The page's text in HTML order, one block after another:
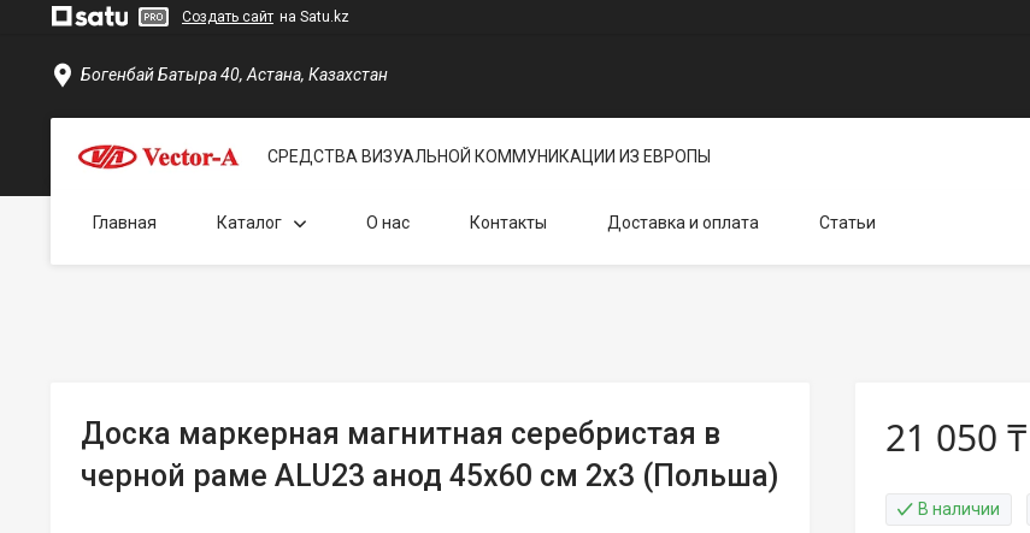
Создать сайт на Satu.kz
Богенбай Батыра 40, Астана, Казахстан
СРЕДСТВА ВИЗУАЛЬНОЙ КОММУНИКАЦИИ ИЗ ЕВРОПЫ
Главная Каталог О нас Контакты Доставка и оплата Статьи
Доска маркерная магнитная серебристая в
черной раме ALU23 анод 45х60 см 2x3 (Польша)
21 050 ₸
В наличии